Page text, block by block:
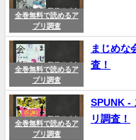
全巻無料で読めるア
プリ調査
全巻無料で読めるア
プリ調査
まじめな
査！
全巻無料で読めるア
プリ調査
SPUNK -
リ調査！